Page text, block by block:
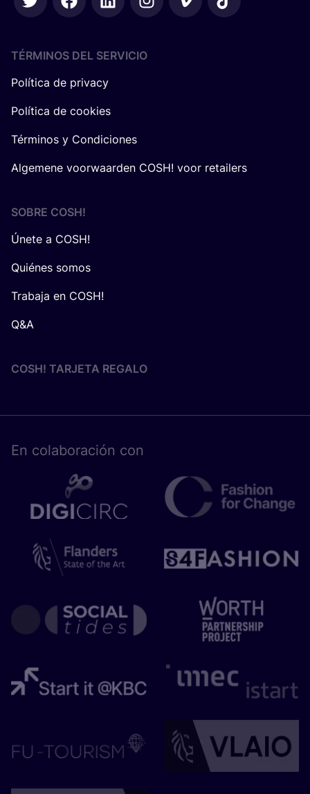
TÉRMINOS DEL SERVICIO
Política de privacy
Política de cookies
Términos y Condiciones
Algemene voorwaarden COSH! voor retailers
SOBRE COSH!
Únete a COSH!
Quiénes somos
Trabaja en COSH!
Q&A
COSH! TARJETA REGALO
En cola­bo­ra­ción con